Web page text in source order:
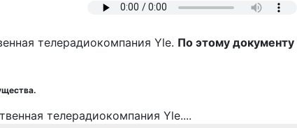
телерадиокомпания Yle. По этому документу